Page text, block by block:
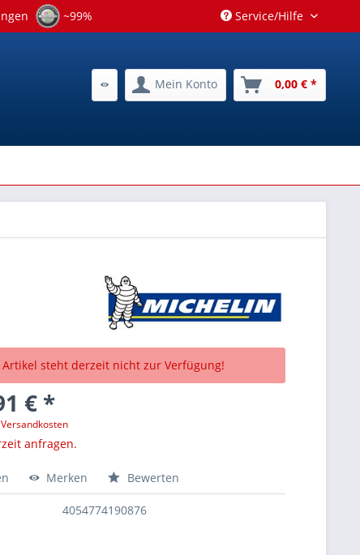
~99% Service/Hilfe
Mein Konto 0,00 € *
Artikel steht derzeit nicht zur Verfügung!
€ *
anfragen.
Merken Bewerten
4054774190876